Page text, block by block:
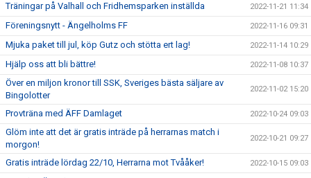
Träningar på Valhall och Fridhemsparken inställda 2022-11-21 11:34
Föreningsnytt - Ängelholms FF 2022-11-16 09:31
Mjuka paket till jul, köp Gutz och stötta ert lag! 2022-11-14 10:29
Hjälp oss att bli bättre! 2022-11-08 10:37
Över en miljon kronor till SSK, Sveriges bästa säljare av
Bingolotter
2022-11-02 15:20
Provträna med ÄFF Damlaget 2022-10-24 09:03
Glöm inte att det är gratis inträde på herrarnas match i
morgon!
2022-10-21 09:27
Gratis inträde lördag 22/10, Herrarna mot Tvååker! 2022-10-15 09:03